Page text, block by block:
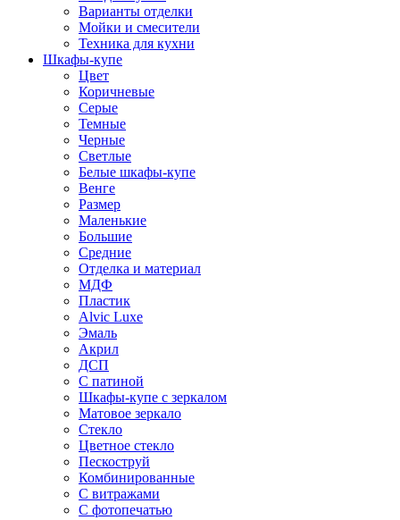
Варианты отделки
Мойки и смесители
Техника для кухни
Шкафы-купе
Цвет
Коричневые
Серые
Темные
Черные
Светлые
Белые шкафы-купе
Венге
Размер
Маленькие
Большие
Средние
Отделка и материал
МДФ
Пластик
Alvic Luxe
Эмаль
Акрил
ДСП
С патиной
Шкафы-купе с зеркалом
Матовое зеркало
Стекло
Цветное стекло
Пескоструй
Комбинированные
С витражами
С фотопечатью